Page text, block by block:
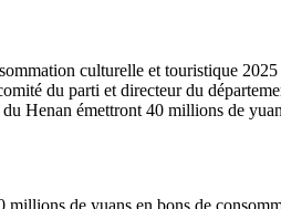
culturelle et touristique
du parti et directeur du
Henan émettront 40 millions de
de yuans en bons de